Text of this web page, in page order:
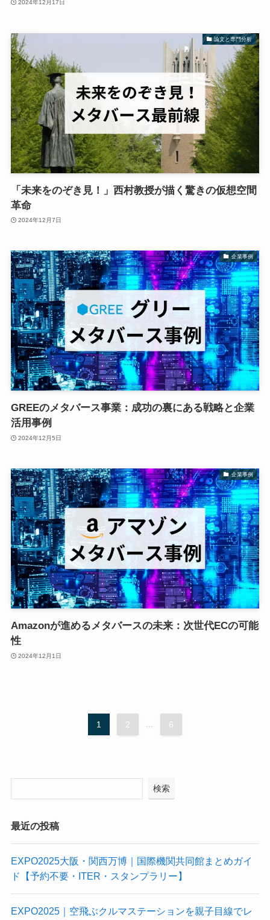
2024年12月17日
論文と専門分析
「未来をのぞき見！」西村教授が描く驚きの仮想空間
革命
2024年12月7日
企業事例
GREEのメタバース事業：成功の裏にある戦略と企業
活用事例
2024年12月5日
企業事例
Amazonが進めるメタバースの未来：次世代ECの可能
性
2024年12月1日
1 2 ... 6
検索
最近の投稿
EXPO2025大阪・関西万博｜国際機関共同館まとめガイ
ド【予約不要・ITER・スタンプラリー】
EXPO2025｜空飛ぶクルマステーションを親子目線でレ